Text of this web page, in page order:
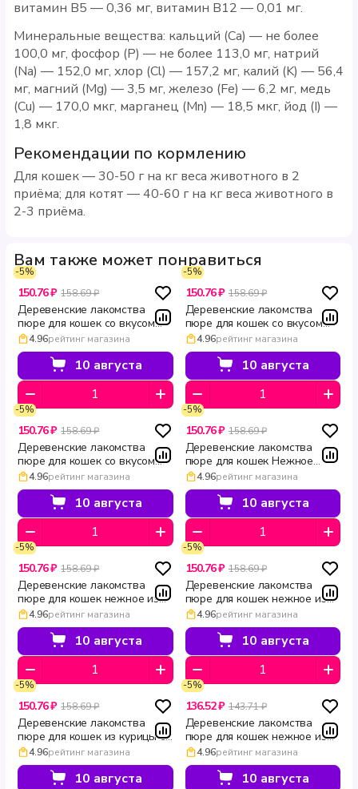
витамин B5 — 0,36 мг, витамин B12 — 0,01 мг.
Минеральные вещества: кальций (Ca) — не более
100,0 мг, фосфор (P) — не более 113,0 мг, натрий
(Na) — 152,0 мг, хлор (Cl) — 157,2 мг, калий (K) — 56,4
мг, магний (Mg) — 3,5 мг, железо (Fe) — 6,2 мг, медь
(Cu) — 170,0 мкг, марганец (Mn) — 18,5 мкг, йод (I) —
1,8 мкг.
Рекомендации по кормлению
Для кошек — 30-50 г на кг веса животного в 2
приёма; для котят — 40-60 г на кг веса животного в
2-3 приёма.
Вам также может понравиться
-5%
150.76 ₽ 158.69 ₽
Деревенские лакомства
пюре для кошек со вкусом
ягненка с икрой летучей
рыбы Holistic Premier 4*10 г
4.96рейтинг магазина
10 августа
-5%
150.76 ₽ 158.69 ₽
Деревенские лакомства
пюре для кошек со вкусом
индейки с икрой летучей
рыбы Holistic Premier 4 × 10 г
4.96рейтинг магазина
10 августа
-5%
150.76 ₽ 158.69 ₽
Деревенские лакомства
пюре для кошек со вкусом
говядины с икрой летучей
рыбы Holistic Premier 4 х 10 г
4.96рейтинг магазина
10 августа
-5%
150.76 ₽ 158.69 ₽
Деревенские лакомства
пюре для кошек Нежное
пюре из утки с икрой летучей
рыбы Holistic Premier 4 × 10 г
4.96рейтинг магазина
10 августа
-5%
150.76 ₽ 158.69 ₽
Деревенские лакомства
пюре для кошек нежное из
тунца с икрой летучей рыбы
Holistic Premier 4×10 г
4.96рейтинг магазина
10 августа
-5%
150.76 ₽ 158.69 ₽
Деревенские лакомства
пюре для кошек нежное из
лосося с икрой летучей рыбы
Holistic Premier 4×10 г
4.96рейтинг магазина
10 августа
-5%
150.76 ₽ 158.69 ₽
Деревенские лакомства
пюре для кошек из курицы с
икрой летучей рыбы Holistic
Premier 4×10 г
4.96рейтинг магазина
10 августа
-5%
136.52 ₽ 143.71 ₽
Деревенские лакомства
пюре для кошек нежное из
тунца 4×10 г
4.96рейтинг магазина
10 августа